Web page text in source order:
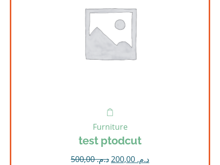
Furniture
test ptodcut
د.م.500,00 د.م.